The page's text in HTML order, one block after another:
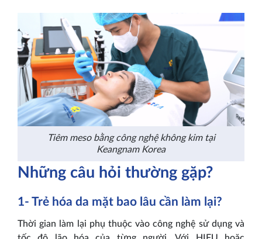
Tiêm meso bằng công nghệ không kim tại
Keangnam Korea
Những câu hỏi thường gặp?
1- Trẻ hóa da mặt bao lâu cần làm lại?
Thời gian làm lại phụ thuộc vào công nghệ sử dụng và